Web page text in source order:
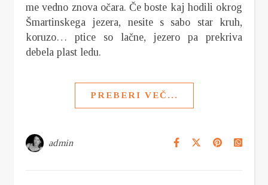
me vedno znova očara. Če boste kaj hodili okrog
Šmartinskega jezera, nesite s sabo star kruh,
koruzo… ptice so lačne, jezero pa prekriva
debela plast ledu.
PREBERI VEČ...
admin